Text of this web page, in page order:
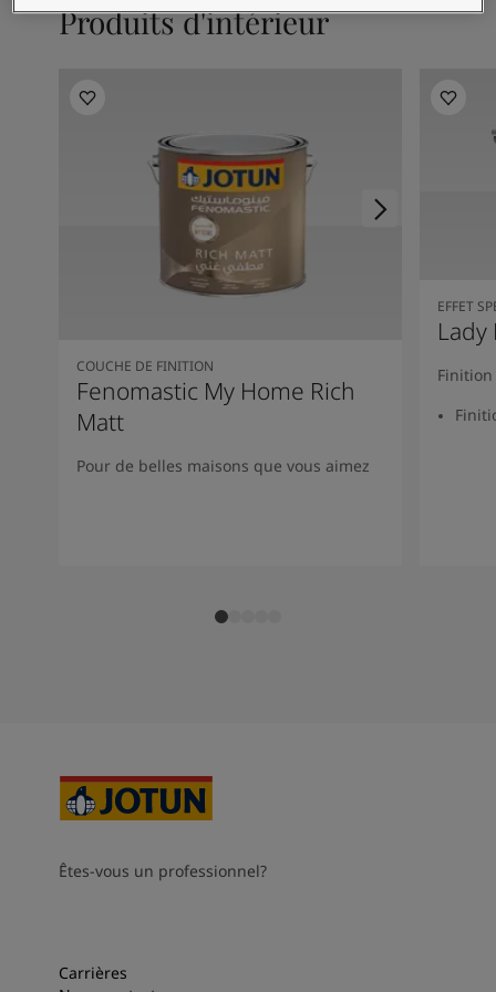
Our Services
Rechercher un distributeur Jotun
Product documentation
Espaces Inspirés - la dernière palette de couleurs Jotun
Site Web d'entreprise
Revêtement performant
Produits d'intérieur
COUCHE DE FINITION
Fenomastic My Home Rich
Matt
Pour de belles maisons que vous aimez
EFFET
Lady
Êtes-vous un professionnel?
Carrières